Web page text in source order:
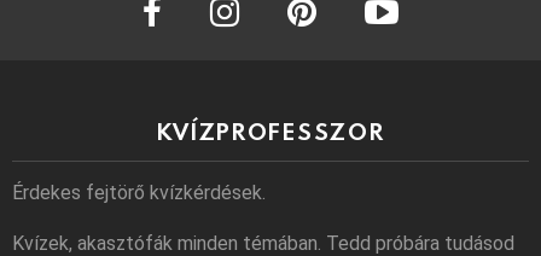
KVÍZPROFESSZOR
Érdekes fejtörő kvízkérdések.
Kvízek, akasztófák minden témában. Tedd próbára tudásod